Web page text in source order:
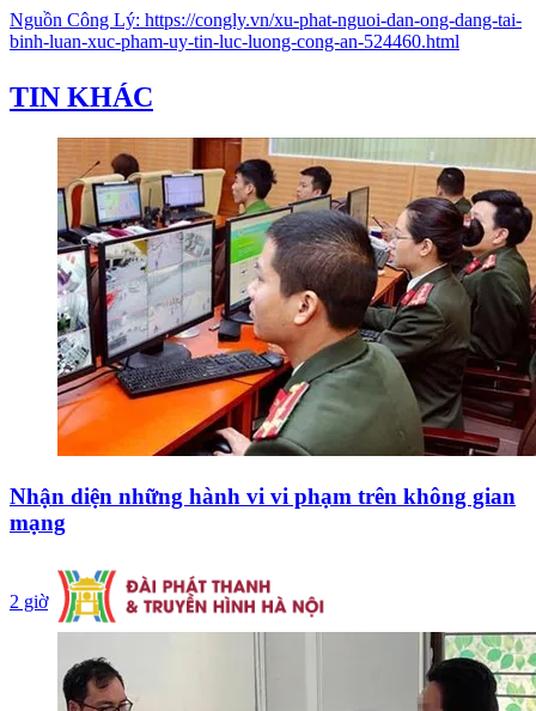
Nguồn Công Lý: https://congly.vn/xu-phat-nguoi-dan-ong-dang-tai-
binh-luan-xuc-pham-uy-tin-luc-luong-cong-an-524460.html
TIN KHÁC
Nhận diện những hành vi vi phạm trên không gian
mạng
2 giờ